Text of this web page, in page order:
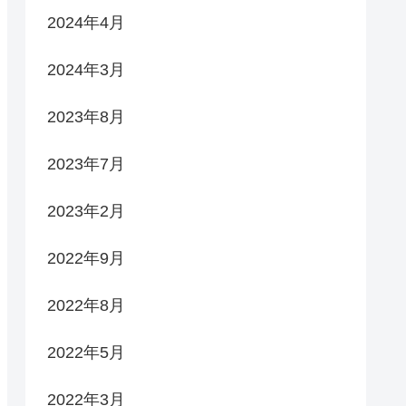
2024年4月
2024年3月
2023年8月
2023年7月
2023年2月
2022年9月
2022年8月
2022年5月
2022年3月